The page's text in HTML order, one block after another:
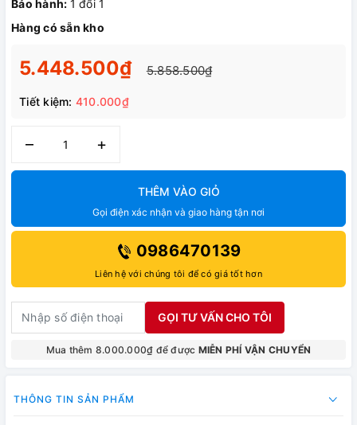
Bảo hành: 1 đổi 1
Hàng có sẵn kho
5.448.500₫ 5.858.500₫
Tiết kiệm: 410.000₫
– +
THÊM VÀO GIỎ
Gọi điện xác nhận và giao hàng tận nơi
0986470139
Liên hệ với chúng tôi để có giá tốt hơn
GỌI TƯ VẤN CHO TÔI
Mua thêm 8.000.000₫ để được MIỄN PHÍ VẬN CHUYỂN
THÔNG TIN SẢN PHẨM